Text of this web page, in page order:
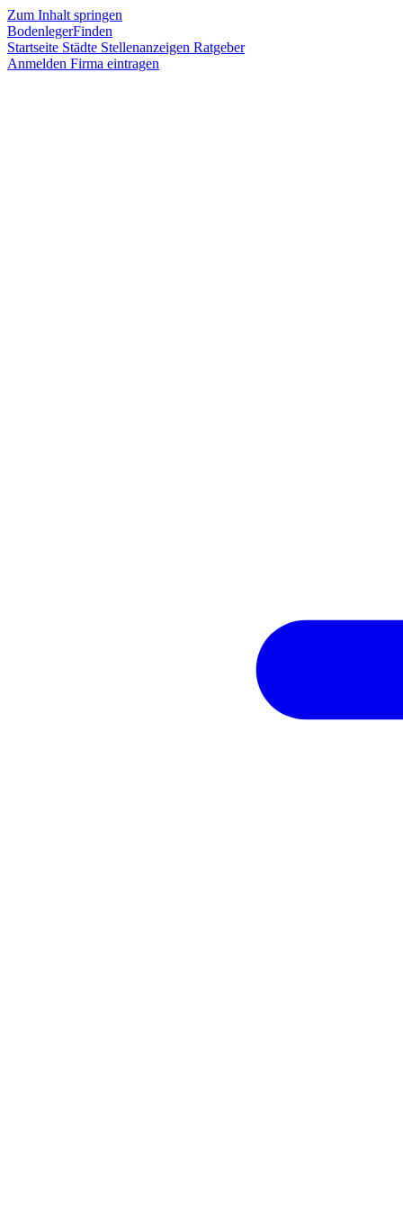
Zum Inhalt springen
BodenlegerFinden
Startseite Städte Stellenanzeigen Ratgeber
Anmelden Firma eintragen